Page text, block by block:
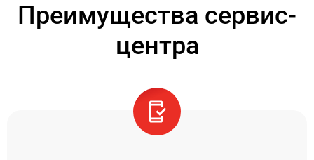
Преимущества сервис-
центра